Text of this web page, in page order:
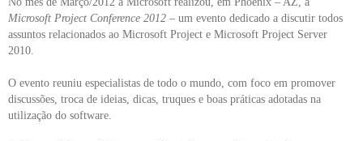
Microsoft Project Conference 2012 – um evento dedicado a discutir todos
assuntos relacionados ao Microsoft Project e Microsoft Project Server
2010.
O evento reuniu especialistas de todo o mundo, com foco em promover
discussões, troca de ideias, dicas, truques e boas práticas adotadas na
utilização do software.